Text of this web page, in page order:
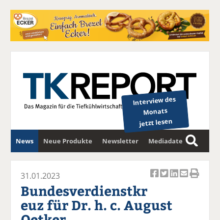
Interview des
Monats
jetzt lesen
News Neue Produkte Newsletter Mediadaten
S
u
c
k
el
k k
31.01.2023
Bundesverdienstkr
euz für Dr. h. c. August